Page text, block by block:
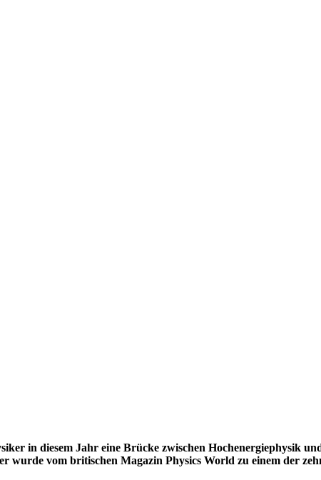
in diesem Jahr eine Brücke zwischen Hochenergiephysik
vom britischen Magazin Physics World zu einem der